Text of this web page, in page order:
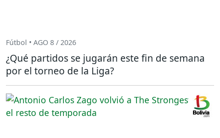
Fútbol • AGO 8 / 2026
¿Qué partidos se jugarán este fin de semana
por el torneo de la Liga?